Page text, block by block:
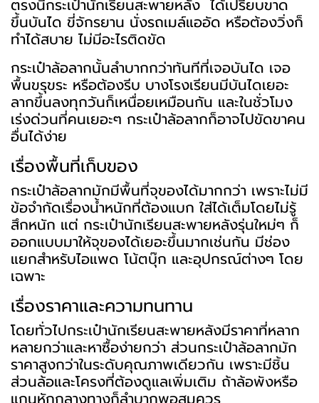
ตรงนี้กระเป๋านักเรียนสะพายหลัง ได้เปรียบขาด
ขึ้นบันได ขี่จักรยาน นั่งรถเมล์แออัด หรือต้องวิ่งก็
ทำได้สบาย ไม่มีอะไรติดขัด
กระเป๋าล้อลากนั้นลำบากกว่าทันทีที่เจอบันได เจอ
พื้นขรุขระ หรือต้องรีบ บางโรงเรียนมีบันไดเยอะ
ลากขึ้นลงทุกวันก็เหนื่อยเหมือนกัน และในชั่วโมง
เร่งด่วนที่คนเยอะๆ กระเป๋าล้อลากก็อาจไปขัดขาคน
อื่นได้ง่าย
เรื่องพื้นที่เก็บของ
กระเป๋าล้อลากมักมีพื้นที่จุของได้มากกว่า เพราะไม่มี
ข้อจำกัดเรื่องน้ำหนักที่ต้องแบก ใส่ได้เต็มโดยไม่รู้
สึกหนัก แต่ กระเป๋านักเรียนสะพายหลังรุ่นใหม่ๆ ก็
ออกแบบมาให้จุของได้เยอะขึ้นมากเช่นกัน มีช่อง
แยกสำหรับไอแพด โน้ตบุ๊ก และอุปกรณ์ต่างๆ โดย
เฉพาะ
เรื่องราคาและความทนทาน
โดยทั่วไปกระเป๋านักเรียนสะพายหลังมีราคาที่หลาก
หลายกว่าและหาซื้อง่ายกว่า ส่วนกระเป๋าล้อลากมัก
ราคาสูงกว่าในระดับคุณภาพเดียวกัน เพราะมีชิ้น
ส่วนล้อและโครงที่ต้องดูแลเพิ่มเติม ถ้าล้อพังหรือ